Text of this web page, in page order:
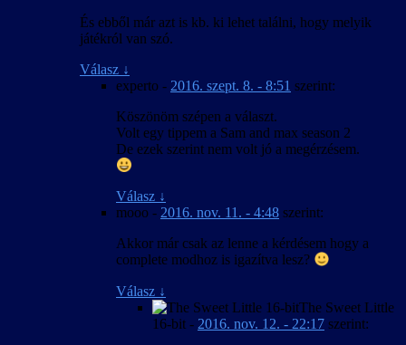
És ebből már azt is kb. ki lehet találni, hogy melyik
játékról van szó.
Válasz ↓
experto - 2016. szept. 8. - 8:51 szerint:
Köszönöm szépen a választ.
Volt egy tippem a Sam and max season 2
De ezek szerint nem volt jó a megérzésem.
Válasz ↓
mooo - 2016. nov. 11. - 4:48 szerint:
Akkor már csak az lenne a kérdésem hogy a
complete modhoz is igazítva lesz?
Válasz ↓
The Sweet Little
16-bit - 2016. nov. 12. - 22:17 szerint: